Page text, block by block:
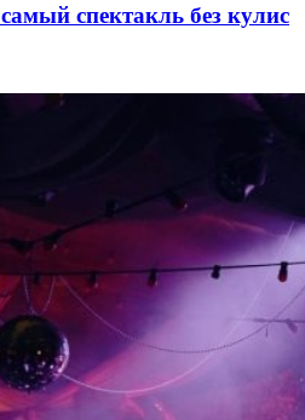
спектакль без кулис